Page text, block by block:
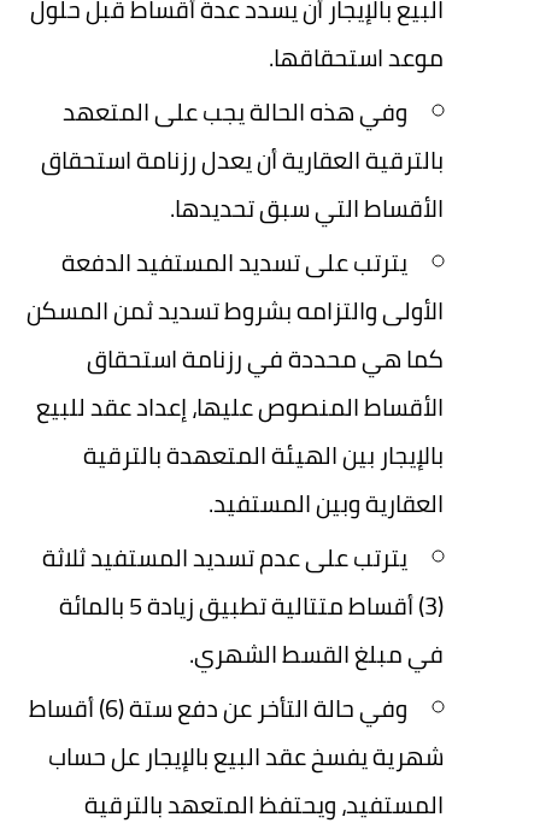
البيع بالإيجار أن يسدد عدة أقساط قبل حلول
موعد استحقاقها.
وفي هذه الحالة يجب على المتعهد
بالترقية العقارية أن يعدل رزنامة استحقاق
الأقساط التي سبق تحديدها.
يترتب على تسديد المستفيد الدفعة
الأولى والتزامه بشروط تسديد ثمن المسكن
كما هي محددة في رزنامة استحقاق
الأقساط المنصوص عليها، إعداد عقد للبيع
بالإيجار بين الهيئة المتعهدة بالترقية
العقارية وبين المستفيد.
يترتب على عدم تسديد المستفيد ثلاثة
(3) أقساط متتالية تطبيق زيادة 5 بالمائة
في مبلغ القسط الشهري.
وفي حالة التأخر عن دفع ستة (6) أقساط
شهرية يفسخ عقد البيع بالإيجار عل حساب
المستفيد، ويحتفظ المتعهد بالترقية